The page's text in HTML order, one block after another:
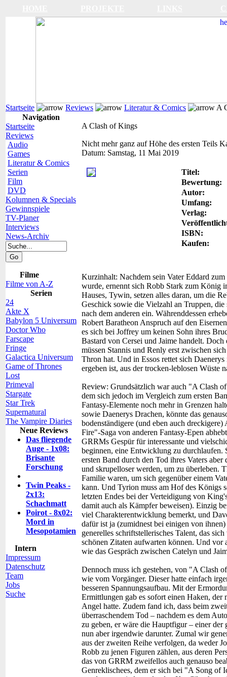
Startseite Reviews Literatur & Comics
A
Navigation
Startseite
Reviews
Audio
Games
Literatur & Comics
Serien
Film
DVD
Kolumnen & Specials
Gewinnspiele
TV-Planer
Interviews
News-Archiv
Filme
Filme von A-Z
Serien
24
Akte X
Babylon 5 Universum
Doctor Who
Farscape
Fringe
Galactica Universum
Game of Thrones
Lost
Primeval
Stargate
Star Trek
Supernatural
The Vampire Diaries
Neue Reviews
Das fliegende
Auge - 1x08:
Brisante
Forschung
Twin Peaks -
2x13:
Schachmatt
Poirot - 8x02:
Mord in
Mesopotamien
Intern
Impressum
Datenschutz
Team
Jobs
Suche
A Clash of Kings
Nicht mehr ganz auf Höhe des ersten Teils
Datum: Samstag, 11 Mai 2019
Titel:
Bewertung:
Autor:
Umfang:
Verlag:
ISBN:
Kaufen:
Kurzinhalt: Nachdem sein Vater Eddard
wurde, ernennt sich Robb Stark zum König
Hauses, Tywin, setzen alles daran, um die
Geschick sowie die Vielzahl an Truppen,
nach dem anderen ein. Währenddessen
Robert Baratheon Anspruch auf den
es sich bei Joffrey um keinen Sohn ihres
Bastard von Cersei und Jaime handelt.
müssen Stannis und Renly erst zwischen
Thron hat. Und in Essos rettet sich
ergeben ist, aus der trocken-leblosen
Review: Grundsätzlich war auch "A Clash
dem sich jedoch im Vergleich zum ersten
Fantasy-Elemente noch mehr in Grenzen
sowie Daenerys Drachen, könnte das
bodenständigere (und eben auch
Fire"-Saga von anderen Fantasy-Epen
GRRMs Gespür für interessante und
beginnen, eine Entwicklung zu durchlaufen.
ersten Band durch den Tod ihres Vaters
und skrupelloser werden, um zu überleben.
Familie waren, um sich gegenüber einem
kann. Und Tyrion muss am Hof des Königs
letzten Endes bei der Verteidigung von
damit auch als Kämpfer beweisen). Einzig
viel Charakterentwicklung bemerkt, und
dafür ist ja (zumidnest bei einigen von
generelles schriftstellerisches Talent, das
schönen Zitaten aufwarten können. Und vor
wie das Gespräch zwischen Catelyn und
Dennoch muss ich gestehen, von "A Clash
wie vom Vorgänger. Dieser hatte einfach
besseren Spannungsaufbau. Mit der
Ermittlungen gab es sofort einen Haken,
Angel hatte. Zudem fand ich, dass beim
überraschendem Tod – nachdem es dem
zu geben, er wäre die Hauptfigur – einer
nun aber irgendwie darunter. Zumal wir
aus der zweiten Reihe verfolgen, da weder
Robb zu jenen Figuren zählen, aus deren
das von GRRM zweifellos auch genauso
Genreklischees, dem er sich bei "A Song of